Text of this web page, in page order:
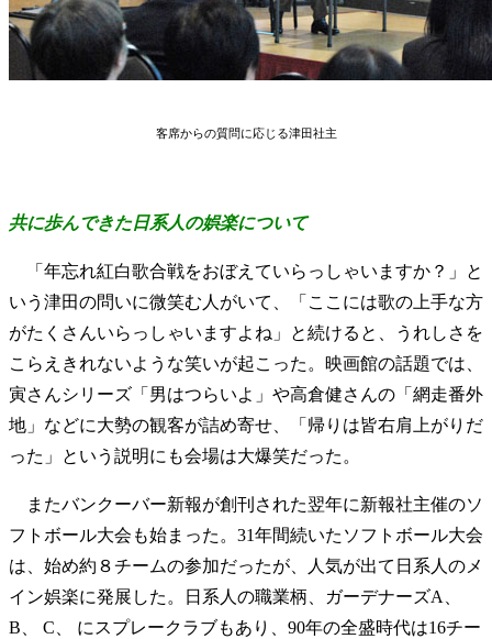
客席からの質問に応じる津田社主
共に歩んできた日系人の娯楽について
「年忘れ紅白歌合戦をおぼえていらっしゃいますか？」と
いう津田の問いに微笑む人がいて、「ここには歌の上手な方
がたくさんいらっしゃいますよね」と続けると、うれしさを
こらえきれないような笑いが起こった。映画館の話題では、
寅さんシリーズ「男はつらいよ」や高倉健さんの「網走番外
地」などに大勢の観客が詰め寄せ、「帰りは皆右肩上がりだ
った」という説明にも会場は大爆笑だった。
またバンクーバー新報が創刊された翌年に新報社主催のソ
フトボール大会も始まった。31年間続いたソフトボール大会
は、始め約８チームの参加だったが、人気が出て日系人のメ
イン娯楽に発展した。日系人の職業柄、ガーデナーズA、
B、 C、 にスプレークラブもあり、90年の全盛時代は16チー